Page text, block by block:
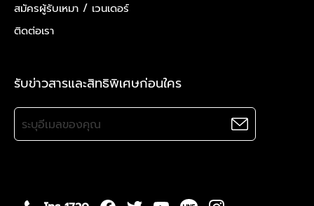
สมัครผู้รับเหมา / เวนเดอร์
ติดต่อเรา
รับข่าวสารและสิทธิพิเศษก่อนใคร